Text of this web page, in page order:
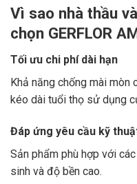
Vì sao nhà thầu
chọn GERFLOR
Tối ưu chi phí dài hạn
Khả năng chống mài
kéo dài tuổi thọ sử dụng
Đáp ứng yêu cầu kỹ
Sản phẩm phù hợp với
sinh và độ bền cao.